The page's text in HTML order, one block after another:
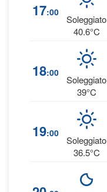
17:00
Soleggiato
40.6°C
18:00
Soleggiato
39°C
19:00
Soleggiato
36.5°C